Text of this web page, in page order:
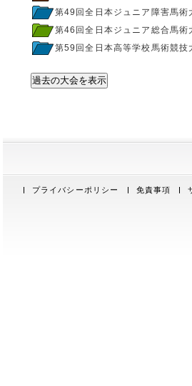
第49回全日本ジュニア障害馬術
第46回全日本ジュニア総合馬
第59回全日本高等学校馬術競技
過去の大会を表示
プライバシーポリシー 免責事項